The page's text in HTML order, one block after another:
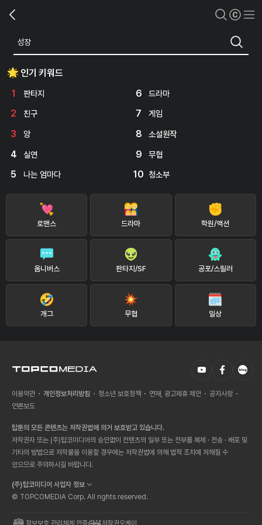
인기 키워드
1
판타지
2 친구
3 앙
4 실연
5 나는 엄마다
6 드라마
7 게임
8 소설원작
9 무협
10 청소부
로맨스 드라마 학원/액션
옴니버스 판타지/SF 공포/스릴러
개그 무협 일상
이용약관 개인정보처리방침 청소년 보호정책 연재, 광고제휴 제안
공지사항
언론보도
탑툰의 모든 콘텐츠는 저작권법에 의거 보호받고 있습니다.
저작권자 또는 (주)탑코미디어의 승인없이 컨텐츠의 일부 또는 전부를 복제 · 전송 · 배포 및
기타의 방법으로 저작물을 이용할 경우에는 저작권법에 의해 법적 조치에 처해질 수
있으므로 주의하시길 바랍니다.
(주)탑코미디어 사업자 정보
© TOPCOMEDIA Corp. All rights reserved.
정보보호 관리체계 인증 저작권오케이